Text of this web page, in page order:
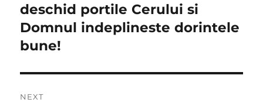
articole
post:
deschid portile Cerului si
Domnul indeplineste dorintele
bune!
NEXT